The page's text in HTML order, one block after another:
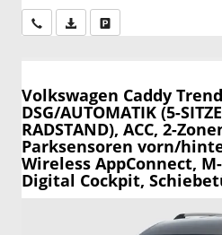
Wir rufen Sie anPDF-Datei, Fahrzeugexposé
Volkswagen Caddy
DSG/AUTOMATIK (5-
RADSTAND), ACC, 2-
Parksensoren vorn/
Wireless AppConnect,
Digital Cockpit,